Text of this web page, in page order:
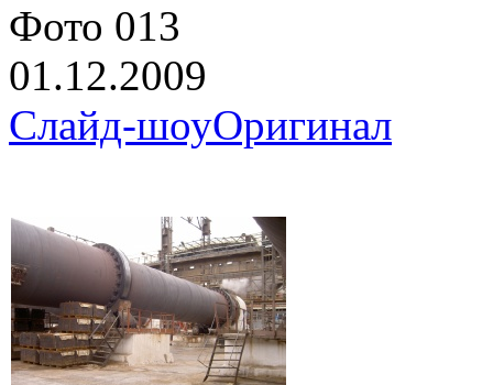
Фото 013
01.12.2009
Слайд-шоуОригинал